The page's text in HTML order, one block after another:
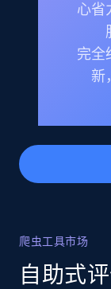
心省
完全
新
爬虫工具市场
自助式